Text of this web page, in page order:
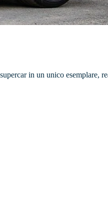
in un unico esemplare,